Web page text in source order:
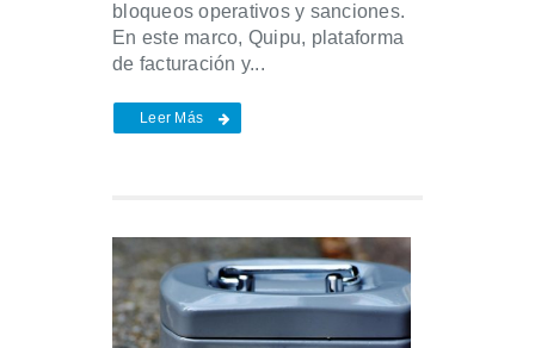
bloqueos operativos y sanciones.
En este marco, Quipu, plataforma
de facturación y...
Leer Más